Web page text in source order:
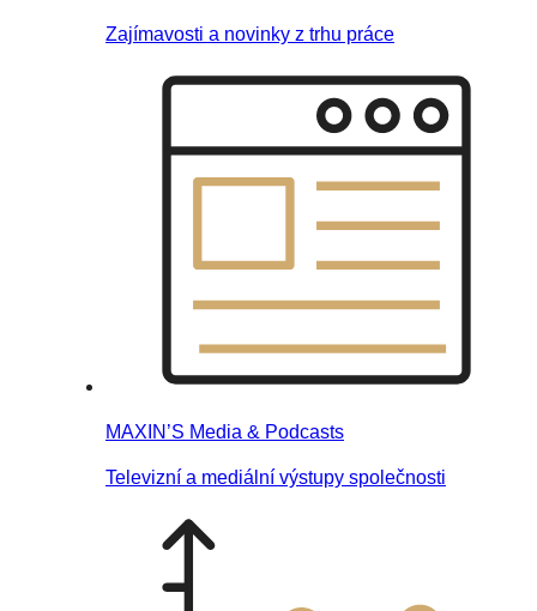
Zajímavosti a novinky z trhu práce
MAXIN’S Media & Podcasts
Televizní a mediální výstupy společnosti